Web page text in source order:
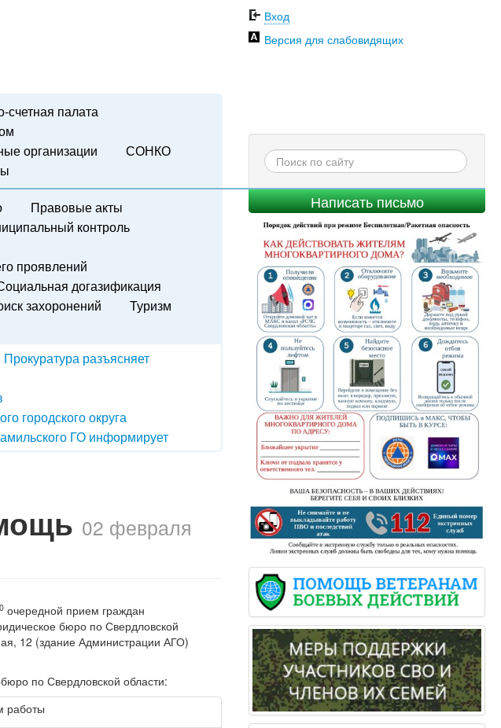
счетная палата
организации
СОНКО
Вход
Версия для слабовидящих
Написать письмо
Правовые акты
контроль
проявлений
догазификация
захоронений
Туризм
Прокуратура разъясняет
городского округа
ГО информирует
02 февраля
очередной прием граждан
бюро по Свердловской
12 (здание Администрации АГО)
по Свердловской области:
работы